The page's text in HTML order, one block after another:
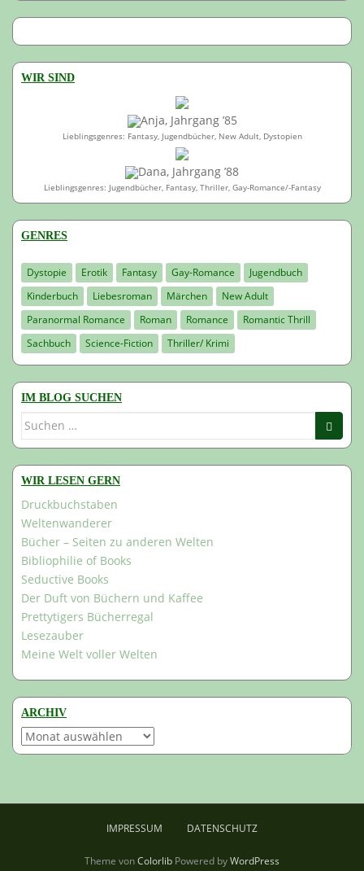
WIR SIND
Anja, Jahrgang ’85
Lieblingsgenres: Fantasy, Jugendbücher, New Adult, Dystopien
Dana, Jahrgang ’88
Lieblingsgenres: Jugendbücher, Fantasy, Thriller, Gay-Romance/-Fantasy
GENRES
Dystopie Erotik Fantasy Gay-Romance
Jugendbuch
Kinderbuch
Liebesroman Märchen
New Adult
Paranormal Romance
Roman Romance
Romantic Thrill
Sachbuch
Science-Fiction Thriller/ Krimi
IM BLOG SUCHEN
Suchen
WIR LESEN GERN
Druckbuchstaben
Weltenwanderer
Bücher – Seiten zu anderen Welten
Bibliophilie of Books
Seductive Books
Der Duft von Büchern und Kaffee
Prettytigers Bücherregal
Lesezauber
Meine Welt voller Welten
ARCHIV
Archiv
IMPRESSUM DATENSCHUTZ
Theme vonColorlib Powered byWordPress